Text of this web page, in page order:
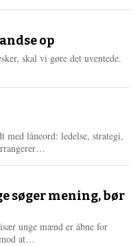
e
e
op
skal vi gøre det uventede.
låneord: ledelse, strategi,
e
søger mening, bør
unge mænd er åbne for
at…